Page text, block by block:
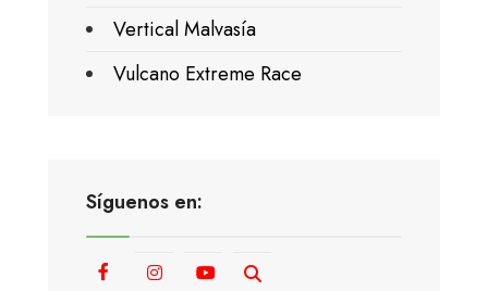
Vertical Malvasía
Vulcano Extreme Race
Síguenos en: